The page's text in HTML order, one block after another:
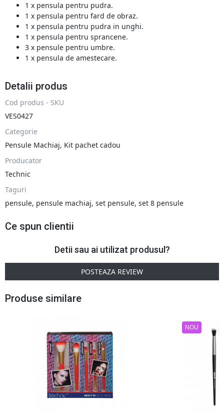
1 x pensula pentru pudra.
1 x pensula pentru fard de obraz.
1 x pensula pentru pudra in unghi.
1 x pensula pentru sprancene.
3 x pensule pentru umbre.
1 x pensula de amestecare.
Detalii produs
Cod produs - SKU
VES0427
Categorie
Pensule Machiaj, Kit pachet cadou
Producator
Technic
Taguri
pensule, pensule machiaj, set pensule, set 8 pensule
Ce spun clientii
Detii sau ai utilizat produsul?
POSTEAZA REVIEW
Produse similare
NOU